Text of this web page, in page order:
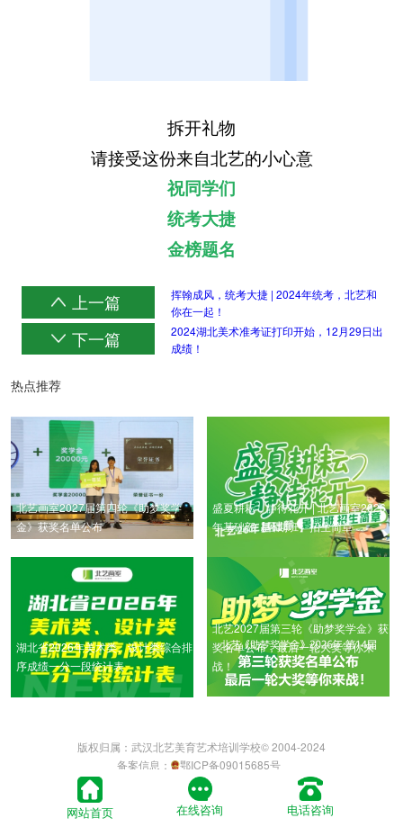
拆开礼物
请接受这份来自北艺的小心意
祝同学们
统考大捷
金榜题名
上一篇
挥翰成风，统考大捷 | 2024年统考，北艺和
你在一起！
下一篇
2024湖北美术准考证打印开始，12月29日出
成绩！
热点推荐
北艺画室2027届第四轮《助梦奖学
金》获奖名单公布
盛夏耕耘，静待花开 | 北艺画室2026
年基础部【暑期班】招生简章
湖北省2026年美术类、设计类综合排
序成绩一分一段统计表
北艺2027届第三轮《助梦奖学金》获
奖名单公布，最后一轮大奖等你来
战！
版权归属：武汉北艺美育艺术培训学校© 2004-2024
备案信息：
鄂ICP备09015685号
鄂公网安备 42011502000454号
本站部分内容与配图转载于网络，如有侵权请联系客服删
除。
网站首页 在线咨询 电话咨询